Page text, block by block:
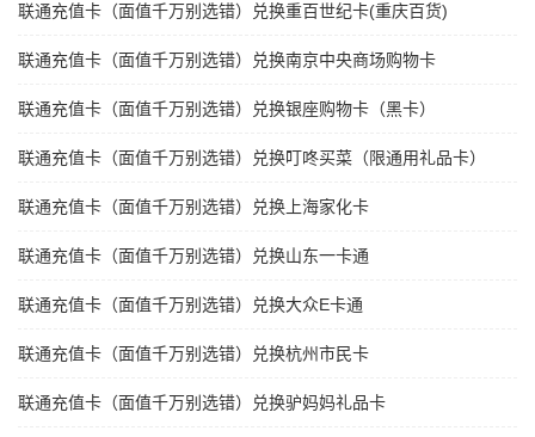
联通充值卡（面值千万别选错）兑换重百世纪卡(重庆百货)
联通充值卡（面值千万别选错）兑换南京中央商场购物卡
联通充值卡（面值千万别选错）兑换银座购物卡（黑卡）
联通充值卡（面值千万别选错）兑换叮咚买菜（限通用礼品卡）
联通充值卡（面值千万别选错）兑换上海家化卡
联通充值卡（面值千万别选错）兑换山东一卡通
联通充值卡（面值千万别选错）兑换大众E卡通
联通充值卡（面值千万别选错）兑换杭州市民卡
联通充值卡（面值千万别选错）兑换驴妈妈礼品卡